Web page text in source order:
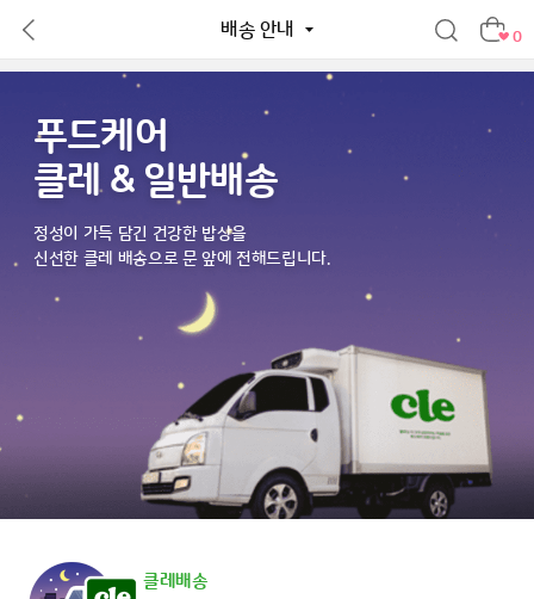
배송 안내 0
푸드케어
클레 & 일반배송
정성이 가득 담긴 건강한 밥상을
신선한 클레 배송으로 문 앞에 전해드립니다.
클레배송